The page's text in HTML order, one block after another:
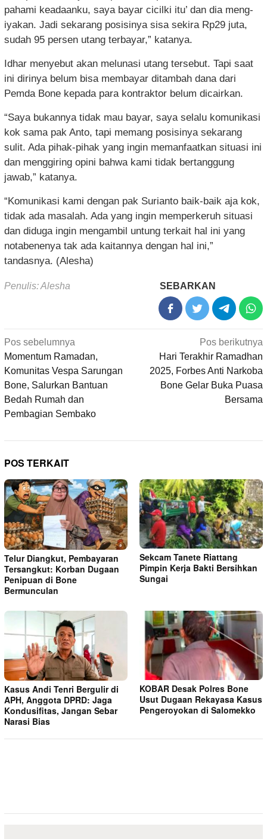
pahami keadaanku, saya bayar cicilki itu’ dan dia meng-
iyakan. Jadi sekarang posisinya sisa sekira Rp29 juta,
sudah 95 persen utang terbayar,” katanya.
Idhar menyebut akan melunasi utang tersebut. Tapi saat
ini dirinya belum bisa membayar ditambah dana dari
Pemda Bone kepada para kontraktor belum dicairkan.
“Saya bukannya tidak mau bayar, saya selalu komunikasi
kok sama pak Anto, tapi memang posisinya sekarang
sulit. Ada pihak-pihak yang ingin memanfaatkan situasi ini
dan menggiring opini bahwa kami tidak bertanggung
jawab,” katanya.
“Komunikasi kami dengan pak Surianto baik-baik aja kok,
tidak ada masalah. Ada yang ingin memperkeruh situasi
dan diduga ingin mengambil untung terkait hal ini yang
notabenenya tak ada kaitannya dengan hal ini,”
tandasnya. (Alesha)
Penulis: Alesha SEBARKAN
Navigasi
pos
Pos sebelumnya
Momentum Ramadan,
Komunitas Vespa Sarungan
Bone, Salurkan Bantuan
Bedah Rumah dan
Pembagian Sembako
Pos berikutnya
Hari Terakhir Ramadhan
2025, Forbes Anti Narkoba
Bone Gelar Buka Puasa
Bersama
POS TERKAIT
Telur Diangkut, Pembayaran
Tersangkut: Korban Dugaan
Penipuan di Bone
Bermunculan
Sekcam Tanete Riattang
Pimpin Kerja Bakti Bersihkan
Sungai
Kasus Andi Tenri Bergulir di
APH, Anggota DPRD: Jaga
Kondusifitas, Jangan Sebar
Narasi Bias
KOBAR Desak Polres Bone
Usut Dugaan Rekayasa Kasus
Pengeroyokan di Salomekko